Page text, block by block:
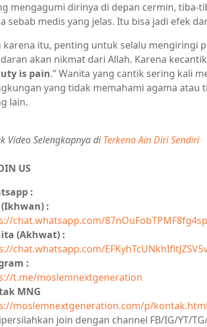
mengagumi dirinya di depan cermin, tiba-
sebab medis yang jelas. Itu bisa jadi efek
karena itu, penting untuk selalu mengiringi
akan nikmat dari Allah. Karena
is pain.” Wanita yang cantik sering kali
yang tidak memahami agama atau
lain.
Video Selengkapnya diTerkena Ain Diri Sendiri
US
:
:
chat.whatsapp.com/
(Akhwat) :
chat.whatsapp.com/
:
t.me/moslemnextgeneration
MNG
moslemnextgeneration.com/p/kontak.html
join dengan channel FB/IG/YT/